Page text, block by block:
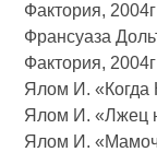
Фактория, 2004г
Франсуаза
Фактория, 2004г
Ялом И.
Ялом И. «Лжец
Ялом И.